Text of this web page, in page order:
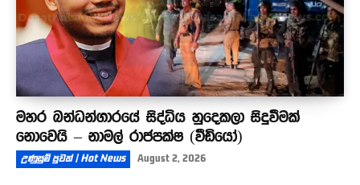
මහර බන්ධන්ගාරයේ සිද්ධිය හුදෙකලා සිදුවීමක්
නොවෙයි – නාමල් රාජපක්ෂ (වීඩියෝ)
උණුසුම් පුවත් | Hot News August 2, 2026